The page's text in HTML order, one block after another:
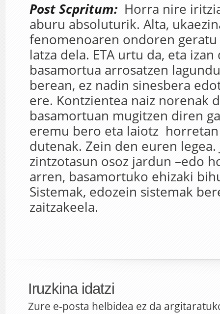
Post Scpritum: Horra nire
aburu absoluturik. Alta,
fenomenoaren ondoren
latza dela. ETA urtu da, eta izan
basamortua arrosatzen
berean, ez nadin sinesbera
ere. Kontzientea naiz norenak
basamortuan mugitzen diren
eremu bero eta laiotz
dutenak. Zein den euren legea.
zintzotasun osoz jardun –edo
arren, basamortuko ehizaki
Sistemak, edozein sistemak
zaitzakeela.
Iruzkina idatzi
Zure e-posta helbidea ez da